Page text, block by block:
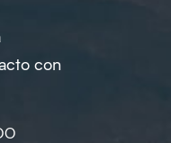
con